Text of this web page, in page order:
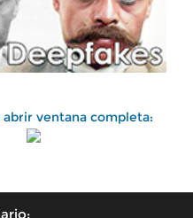
abrir ventana completa: